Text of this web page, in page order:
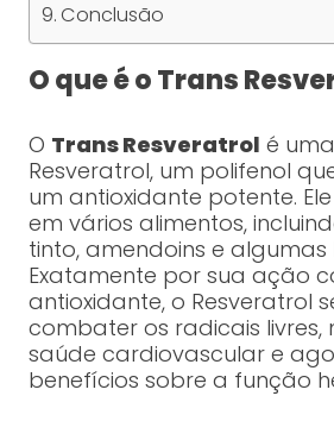
Conclusão
O que é o Trans
O Trans Resveratrol é
Resveratrol, um polifenol
um antioxidante potente.
em vários alimentos,
tinto, amendoins e
Exatamente por sua ação
antioxidante, o Resveratrol
combater os radicais livres,
saúde cardiovascular e
benefícios sobre a função